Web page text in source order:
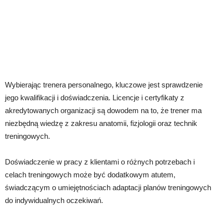
Wybierając trenera personalnego, kluczowe jest sprawdzenie
jego kwalifikacji i doświadczenia. Licencje i certyfikaty z
akredytowanych organizacji są dowodem na to, że trener ma
niezbędną wiedzę z zakresu anatomii, fizjologii oraz technik
treningowych.
Doświadczenie w pracy z klientami o różnych potrzebach i
celach treningowych może być dodatkowym atutem,
świadczącym o umiejętnościach adaptacji planów treningowych
do indywidualnych oczekiwań.